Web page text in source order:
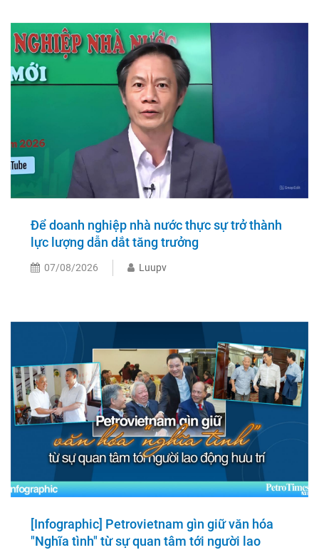
Để doanh nghiệp nhà nước thực sự trở thành
lực lượng dẫn dắt tăng trưởng
07/08/2026 Luupv
[Infographic] Petrovietnam gìn giữ văn hóa
"Nghĩa tình" từ sự quan tâm tới người lao